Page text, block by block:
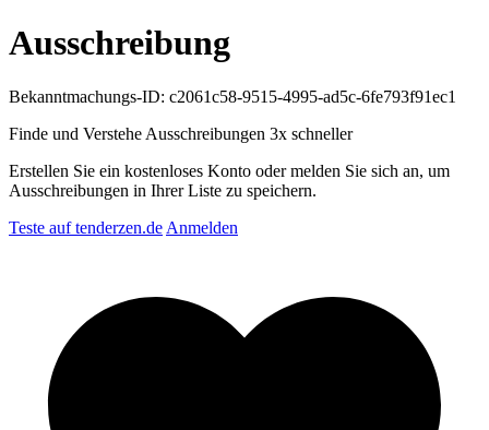
Ausschreibung
Bekanntmachungs-ID: c2061c58-9515-4995-ad5c-6fe793f91ec1
Finde und Verstehe Ausschreibungen 3x schneller
Erstellen Sie ein kostenloses Konto oder melden Sie sich an, um
Ausschreibungen in Ihrer Liste zu speichern.
Teste auf tenderzen.de Anmelden